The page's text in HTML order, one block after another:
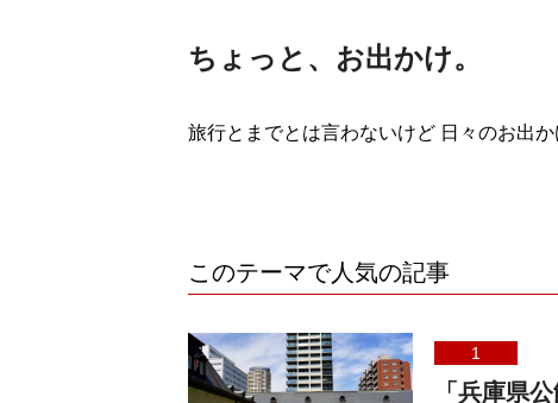
ちょっと、お出かけ。
旅行とまでとは言わないけど 日々のお出か
このテーマで人気の記事
1
「兵庫県